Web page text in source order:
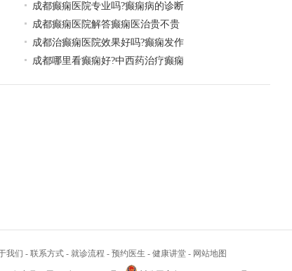
成都癫痫医院专业吗?癫痫病的诊断
成都癫痫医院解答癫痫医治贵不贵
成都治癫痫医院效果好吗?癫痫发作
成都哪里看癫痫好?中西药治疗癫痫
我们 - 联系方式 - 就诊流程 - 预约医生 - 健康讲堂 - 网站地图